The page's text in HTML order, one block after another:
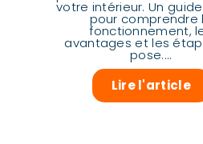
votre intérieur. Un
pour comprendre
fonctionnement,
avantages et les
pose....
Lire l'article